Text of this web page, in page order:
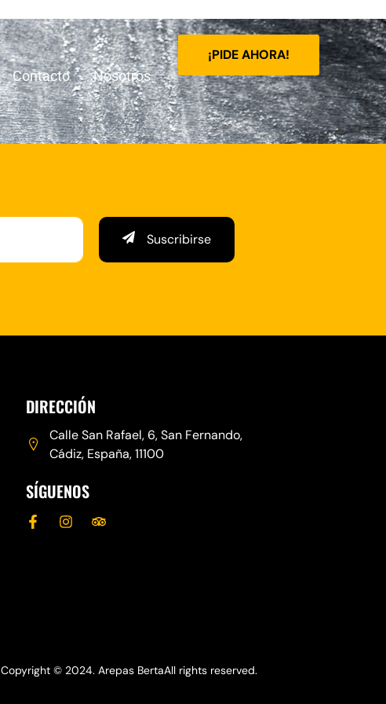
Contacto Nosotros
¡PIDE AHORA!
Suscribirse
DIRECCIÓN
Calle San Rafael, 6, San Fernando,
Cádiz, España, 11100
SÍGUENOS
Copyright © 2024. Arepas BertaAll rights reserved.